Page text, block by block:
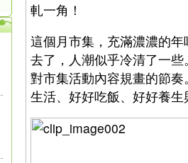
軋一角！
這個月市集，充滿濃濃的
去了，人潮似乎冷清了一
對市集活動內容規畫的節
生活、好好吃飯、好好養